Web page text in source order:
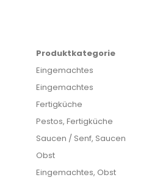
Produktkategorie
Eingemachtes
Eingemachtes
Fertigküche
Pestos, Fertigküche
Saucen / Senf, Saucen
Obst
Eingemachtes, Obst